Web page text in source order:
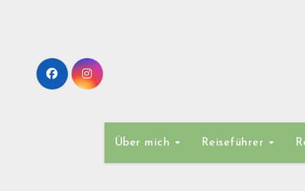
Über mich Reiseführer